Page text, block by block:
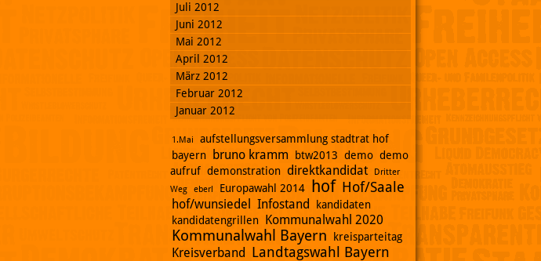
Juli 2012
Juni 2012
Mai 2012
April 2012
März 2012
Februar 2012
Januar 2012
1.Mai
aufstellungsversammlung stadtrat hof
bayern
bruno kramm btw2013 demo demo
aufruf demonstration direktkandidat
Dritter
Weg
eberl Europawahl 2014 hof Hof/Saale
hof/wunsiedel Infostand
kandidaten
kandidatengrillen Kommunalwahl 2020
Kommunalwahl Bayern kreisparteitag
Kreisverband Landtagswahl Bayern